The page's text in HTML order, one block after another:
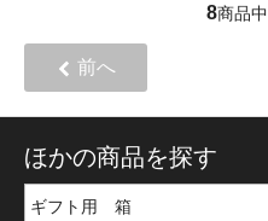
8商品中
前へ
ほかの商品を探す